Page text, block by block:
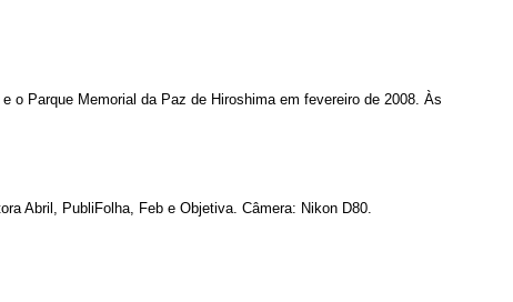
o Parque Memorial da Paz de Hiroshima em fevereiro de 2008. Às
Abril, PubliFolha, Feb e Objetiva. Câmera: Nikon D80.